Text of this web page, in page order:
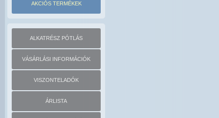
AKCIÓS TERMÉKEK
ALKATRÉSZ PÓTLÁS
VÁSÁRLÁSI INFORMÁCIÓK
VISZONTELADÓK
ÁRLISTA